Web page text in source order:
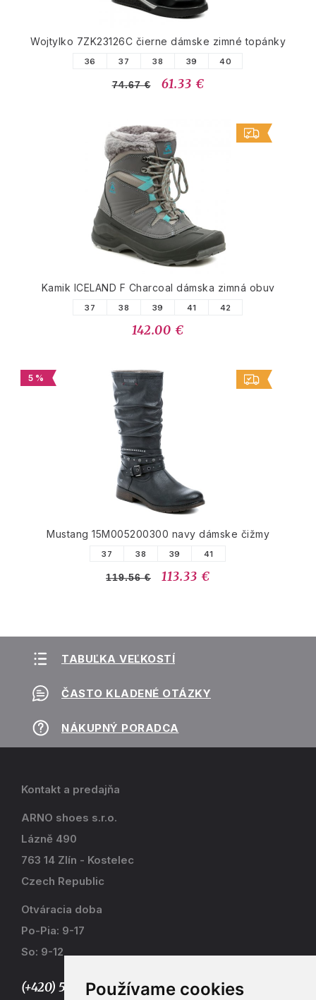
Používame cookies
Wojtylko 7ZK23126C čierne dámske zimné topánky
36 37 38 39 40
74.67 € 61.33 €
Kamik ICELAND F Charcoal dámska zimná obuv
37 38 39 41 42
142.00 €
5 %
Mustang 15M005200300 navy dámske čižmy
37 38 39 41
119.56 € 113.33 €
TABUĽKA VEĽKOSTÍ
ČASTO KLADENÉ OTÁZKY
NÁKUPNÝ PORADCA
Kontakt a predajňa
ARNO shoes s.r.o.
Lázně 490
763 14 Zlín - Kostelec
Czech Republic
Otváracia doba
Po-Pia: 9-17
So: 9-12
(+420) 577 915 036,